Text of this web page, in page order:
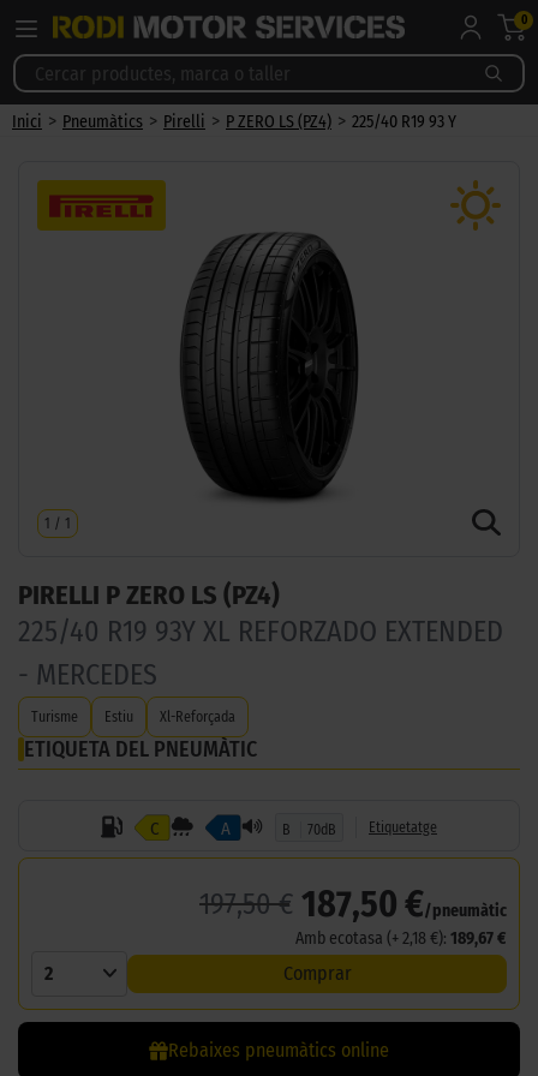
0
Inici > Pneumàtics > Pirelli > P ZERO LS (PZ4) > 225/40 R19 93 Y
1 / 1
PIRELLI P ZERO LS (PZ4)
225/40 R19 93Y XL REFORZADO EXTENDED
- MERCEDES
Turisme Estiu Xl-Reforçada
ETIQUETA DEL PNEUMÀTIC
C A B 70dB Etiquetatge
197,50 € 187,50 €/pneumàtic
Amb ecotasa (+ 2,18 €): 189,67 €
2 Comprar
Rebaixes pneumàtics online